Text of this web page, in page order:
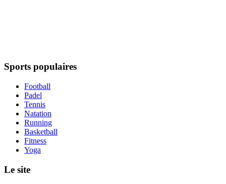
Sports populaires
Football
Padel
Tennis
Natation
Running
Basketball
Fitness
Yoga
Le site